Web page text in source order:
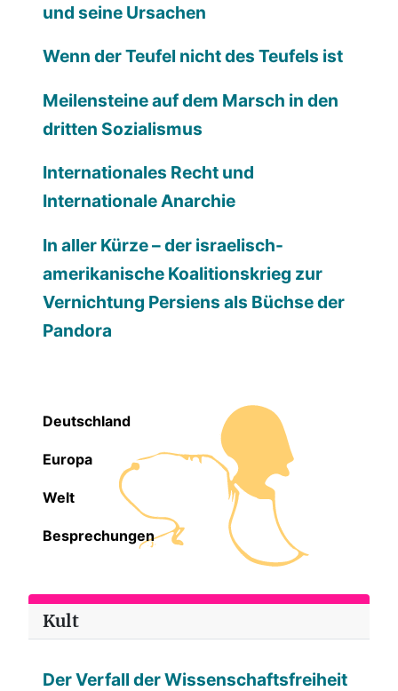
und seine Ursachen
Wenn der Teufel nicht des Teufels ist
Meilensteine auf dem Marsch in den
dritten Sozialismus
Internationales Recht und
Internationale Anarchie
In aller Kürze – der israelisch-
amerikanische Koalitionskrieg zur
Vernichtung Persiens als Büchse der
Pandora
Deutschland
Europa
Welt
Besprechungen
Kult
Der Verfall der Wissenschaftsfreiheit